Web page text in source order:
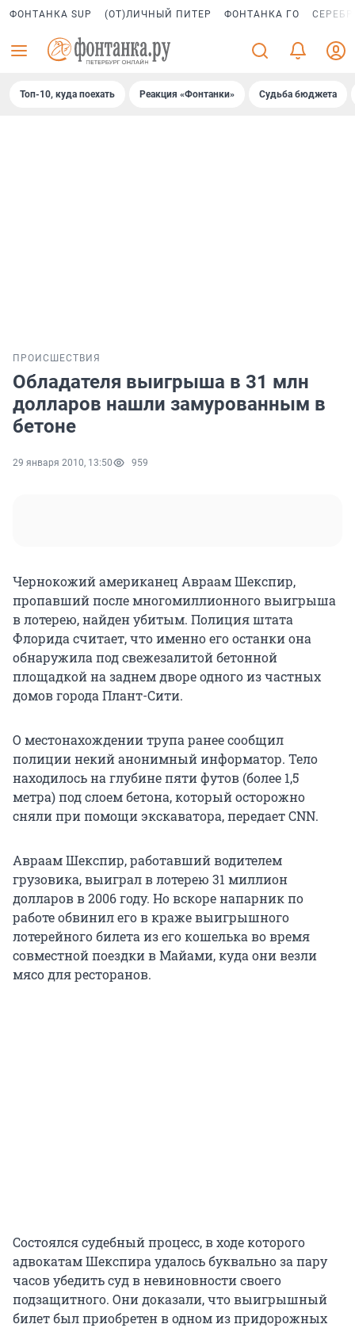
ФОНТАНКА SUP (ОТ)ЛИЧНЫЙ ПИТЕР ФОНТАНКА ГО
Топ-10, куда поехать Реакция «Фонтанки» Судьба бюджета
ПРОИСШЕСТВИЯ
Обладателя выигрыша в 31 млн
долларов нашли замурованным в
бетоне
29 января 2010, 13:50 959
Чернокожий американец Авраам Шекспир,
пропавший после многомиллионного выигрыша
в лотерею, найден убитым. Полиция штата
Флорида считает, что именно его останки она
обнаружила под свежезалитой бетонной
площадкой на заднем дворе одного из частных
домов города Плант-Сити.
О местонахождении трупа ранее сообщил
полиции некий анонимный информатор. Тело
находилось на глубине пяти футов (более 1,5
метра) под слоем бетона, который осторожно
сняли при помощи экскаватора, передает CNN.
Авраам Шекспир, работавший водителем
грузовика, выиграл в лотерею 31 миллион
долларов в 2006 году. Но вскоре напарник по
работе обвинил его в краже выигрышного
лотерейного билета из его кошелька во время
совместной поездки в Майами, куда они везли
мясо для ресторанов.
Состоялся судебный процесс, в ходе которого
адвокатам Шекспира удалось буквально за пару
часов убедить суд в невиновности своего
подзащитного. Они доказали, что выигрышный
билет был приобретен в одном из придорожных